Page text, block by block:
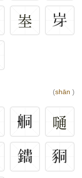
峚
(shān )
嗵